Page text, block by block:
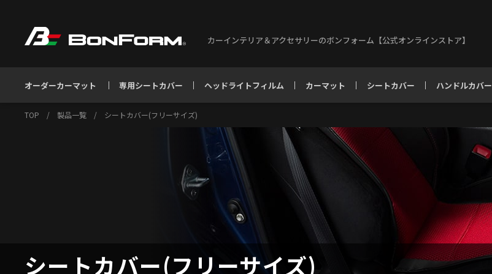
カーインテリア＆アクセサリーのボンフォーム【公式オンラインストア】
オーダーカーマット 専用シートカバー ヘッドライトフィルム カーマット シートカバー ハンドルカバー
TOP / 製品一覧 / シートカバー(フリーサイズ)
シートカバー(フリーサイズ)